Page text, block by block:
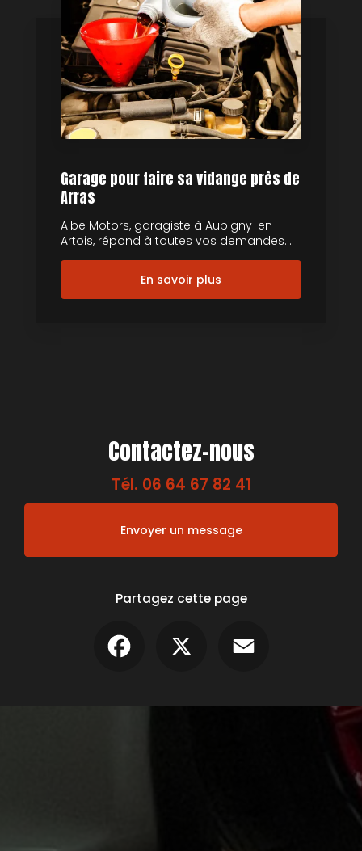
Garage pour faire sa vidange près de
Arras
Albe Motors, garagiste à Aubigny-en-
Artois, répond à toutes vos demandes....
En savoir plus
Contactez-nous
Tél. 06 64 67 82 41
Envoyer un message
Partagez cette page